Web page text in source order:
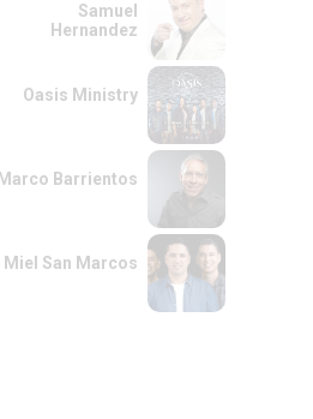
Samuel
Hernandez
Oasis Ministry
Marco Barrientos
Miel San Marcos